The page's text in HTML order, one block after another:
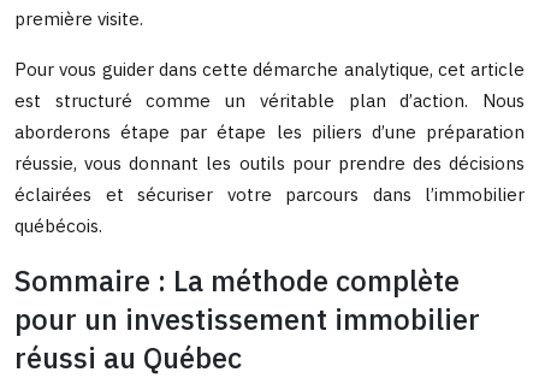
première visite.
Pour vous guider dans cette démarche analytique, cet article
est structuré comme un véritable plan d’action. Nous
aborderons étape par étape les piliers d’une préparation
réussie, vous donnant les outils pour prendre des décisions
éclairées et sécuriser votre parcours dans l’immobilier
québécois.
Sommaire : La méthode complète
pour un investissement immobilier
réussi au Québec